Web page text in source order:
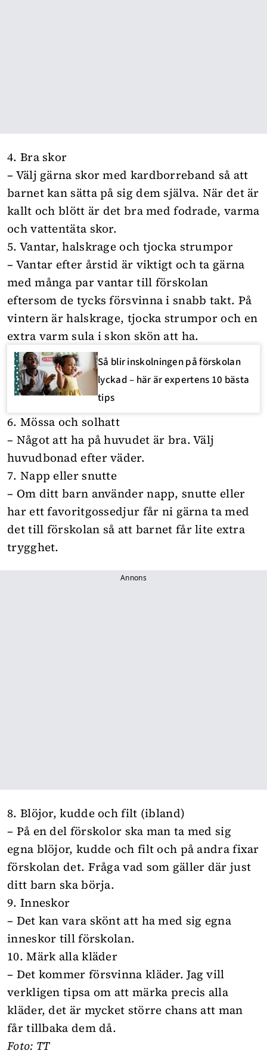
4. Bra skor
– Välj gärna skor med kardborreband så att
barnet kan sätta på sig dem själva. När det är
kallt och blött är det bra med fodrade, varma
och vattentäta skor.
5. Vantar, halskrage och tjocka strumpor
– Vantar efter årstid är viktigt och ta gärna
med många par vantar till förskolan
eftersom de tycks försvinna i snabb takt. På
vintern är halskrage, tjocka strumpor och en
extra varm sula i skon skön att ha.
Så blir inskolningen på förskolan
lyckad – här är expertens 10 bästa
tips
6. Mössa och solhatt
– Något att ha på huvudet är bra. Välj
huvudbonad efter väder.
7. Napp eller snutte
– Om ditt barn använder napp, snutte eller
har ett favoritgossedjur får ni gärna ta med
det till förskolan så att barnet får lite extra
trygghet.
Annons
8. Blöjor, kudde och filt (ibland)
– På en del förskolor ska man ta med sig
egna blöjor, kudde och filt och på andra fixar
förskolan det. Fråga vad som gäller där just
ditt barn ska börja.
9. Inneskor
– Det kan vara skönt att ha med sig egna
inneskor till förskolan.
10. Märk alla kläder
– Det kommer försvinna kläder. Jag vill
verkligen tipsa om att märka precis alla
kläder, det är mycket större chans att man
får tillbaka dem då.
Foto: TT